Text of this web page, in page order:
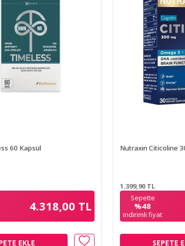
60 Kapsül
4.318,00 TL
EKLE
Nutraxin Citicoline
1.399,90 TL
Sepette
%48
indirimli fiyat
SEPETE